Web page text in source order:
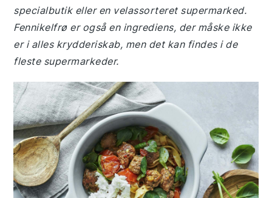
specialbutik eller en velassorteret supermarked.
Fennikelfrø er også en ingrediens, der måske ikke
er i alles krydderiskab, men det kan findes i de
fleste supermarkeder.